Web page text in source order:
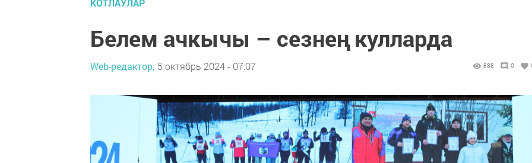
КОТЛАУЛАР
Белем ачкычы – сезнең кулларда
Web-редактор, 5 октябрь 2024 - 07:07 888 0